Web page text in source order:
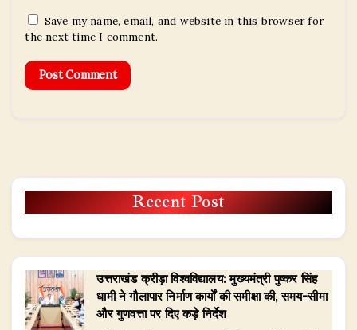
Save my name, email, and website in this browser for
the next time I comment.
Recent Post
उत्तराखंड क्रीड़ा विश्वविद्यालय: मुख्यमंत्री पुष्कर सिंह
धामी ने गौलापार निर्माण कार्यों की समीक्षा की, समय-सीमा
और गुणवत्ता पर दिए कड़े निर्देश